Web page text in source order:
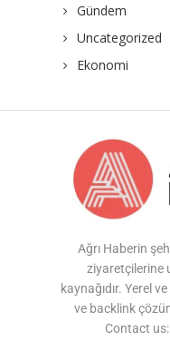
Gündem
Uncategorized
Ekonomi
Ağrı Haberin
ziyaretçilerine
kaynağıdır. Yerel
ve backlink
Contact us: